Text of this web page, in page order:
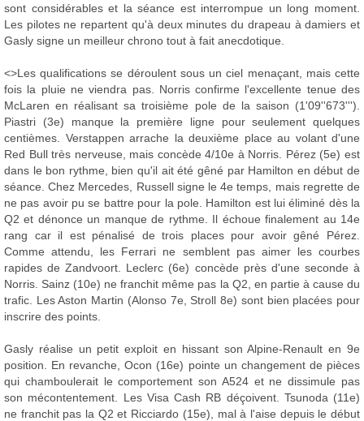
sont considérables et la séance est interrompue un long moment.
Les pilotes ne repartent qu'à deux minutes du drapeau à damiers et
Gasly signe un meilleur chrono tout à fait anecdotique.
<>Les qualifications se déroulent sous un ciel menaçant, mais cette
fois la pluie ne viendra pas. Norris confirme l'excellente tenue des
McLaren en réalisant sa troisième pole de la saison (1'09''673''').
Piastri (3e) manque la première ligne pour seulement quelques
centièmes. Verstappen arrache la deuxième place au volant d'une
Red Bull très nerveuse, mais concède 4/10e à Norris. Pérez (5e) est
dans le bon rythme, bien qu'il ait été gêné par Hamilton en début de
séance. Chez Mercedes, Russell signe le 4e temps, mais regrette de
ne pas avoir pu se battre pour la pole. Hamilton est lui éliminé dès la
Q2 et dénonce un manque de rythme. Il échoue finalement au 14e
rang car il est pénalisé de trois places pour avoir gêné Pérez.
Comme attendu, les Ferrari ne semblent pas aimer les courbes
rapides de Zandvoort. Leclerc (6e) concède près d'une seconde à
Norris. Sainz (10e) ne franchit même pas la Q2, en partie à cause du
trafic. Les Aston Martin (Alonso 7e, Stroll 8e) sont bien placées pour
inscrire des points.
Gasly réalise un petit exploit en hissant son Alpine-Renault en 9e
position. En revanche, Ocon (16e) pointe un changement de pièces
qui chamboulerait le comportement son A524 et ne dissimule pas
son mécontentement. Les Visa Cash RB déçoivent. Tsunoda (11e)
ne franchit pas la Q2 et Ricciardo (15e), mal à l'aise depuis le début